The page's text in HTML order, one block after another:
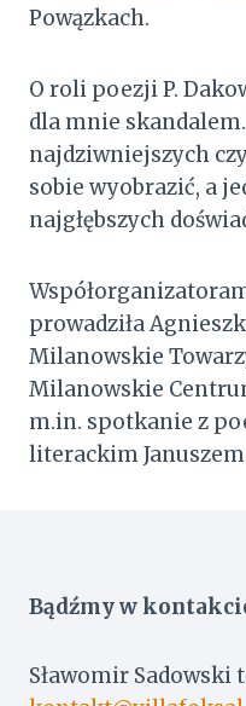
Powązkach.
O roli poezji P.
dla mnie
najdziwniejszych
sobie wyobrazić, a
najgłębszych
prowadziła
Milanowskie
Milanowskie
m.in. spotkanie z
literackim
Bądźmy w
Sławomir Sadowski